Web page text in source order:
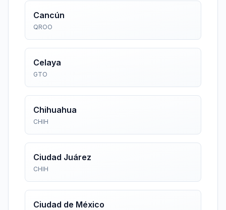
Cancún
QROO
Celaya
GTO
Chihuahua
CHIH
Ciudad Juárez
CHIH
Ciudad de México